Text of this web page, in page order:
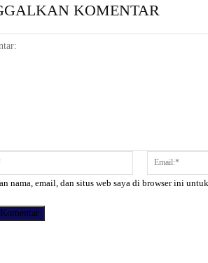
KOMENTAR
Nama:*
nama, email, dan situs web saya di browser ini